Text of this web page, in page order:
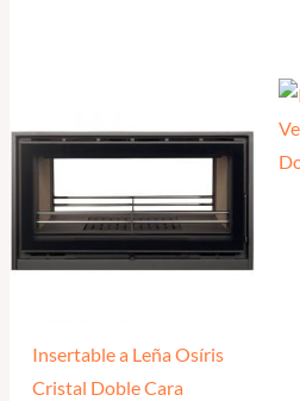
Insertable a Leña Osíris
Cristal Doble Cara